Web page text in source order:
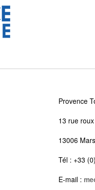
Provence
13 rue
13006
Tél : +33
E-mail :